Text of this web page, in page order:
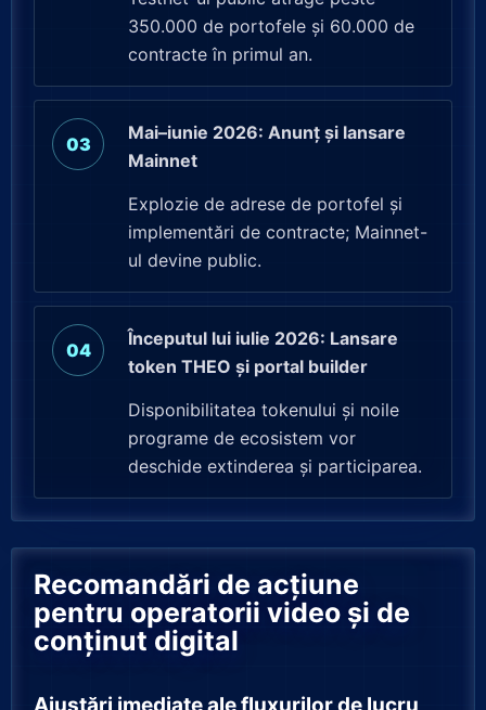
350.000 de portofele și 60.000 de
contracte în primul an.
Mai–iunie 2026: Anunț și lansare
Mainnet
Explozie de adrese de portofel și
implementări de contracte; Mainnet-
ul devine public.
Începutul lui iulie 2026: Lansare
token THEO și portal builder
Disponibilitatea tokenului și noile
programe de ecosistem vor
deschide extinderea și participarea.
Recomandări de acțiune
pentru operatorii video și de
conținut digital